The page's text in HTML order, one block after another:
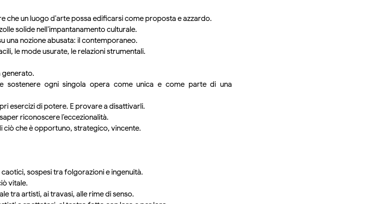
che un luogo d’arte possa edificarsi come proposta e azzardo.
solide nell’impantanamento culturale.
una nozione abusata: il contemporaneo.
le mode usurate, le relazioni strumentali.
generato.
sostenere ogni singola opera come unica e come parte di una
esercizi di potere. E provare a disattivarli.
riconoscere l’eccezionalità.
ciò che è opportuno, strategico, vincente.
sospesi tra folgorazioni e ingenuità.
vitale.
tra artisti, ai travasi, alle rime di senso.